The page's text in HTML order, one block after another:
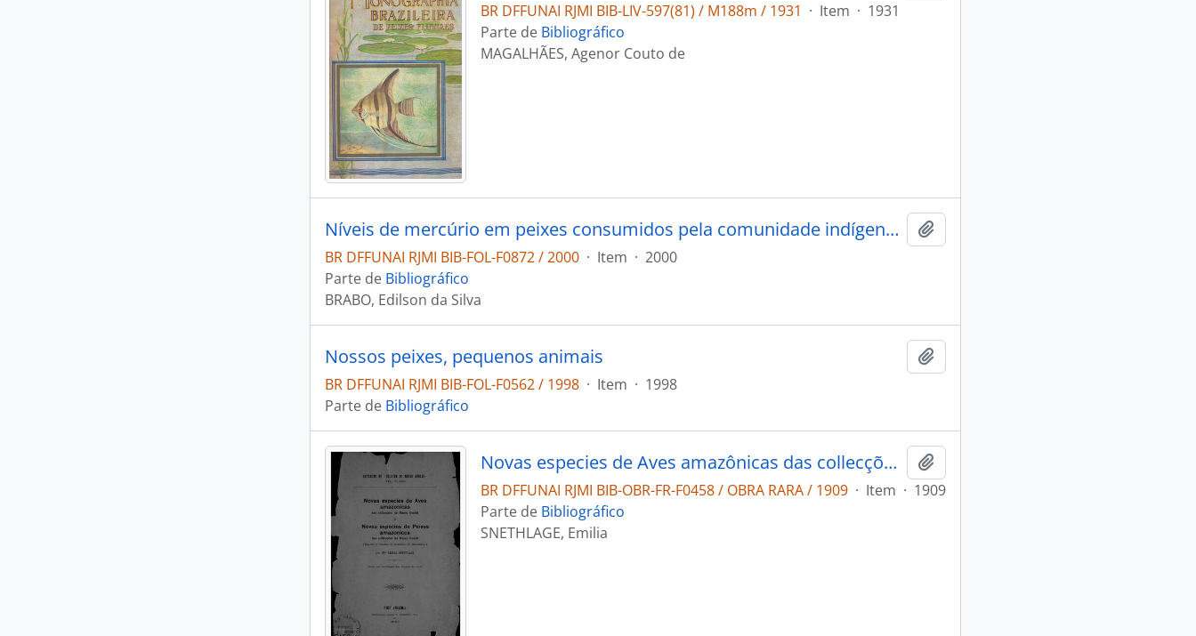
BR DFFUNAI RJMI BIB-LIV-597(81) / M188m / 1931 · Item · 1931
Parte de Bibliográfico
MAGALHÃES, Agenor Couto de
Níveis de mercúrio em peixes consumidos pela comunidade indígena de Sai Cinza na Reserva Munduruku, município de Jacareacanga, Estado do Pará,Brasil
BR DFFUNAI RJMI BIB-FOL-F0872 / 2000 · Item · 2000
Parte de Bibliográfico
BRABO, Edilson da Silva
Nossos peixes, pequenos animais
BR DFFUNAI RJMI BIB-FOL-F0562 / 1998 · Item · 1998
Parte de Bibliográfico
Novas especies de Aves amazônicas das collecções do Museu Goeldi (segundo os trabalhos do conselheiro Dr. Steindachner)
BR DFFUNAI RJMI BIB-OBR-FR-F0458 / OBRA RARA / 1909 · Item · 1909
Parte de Bibliográfico
SNETHLAGE, Emilia